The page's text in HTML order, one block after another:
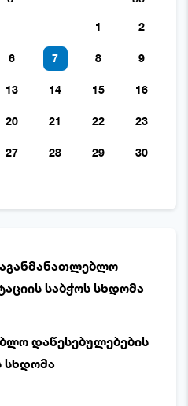
1 2
6 7 8 9
13 14 15 16
20 21 22 23
27 28 29 30
საბჭოს სხდომა
დაწესებულებების
სხდომა